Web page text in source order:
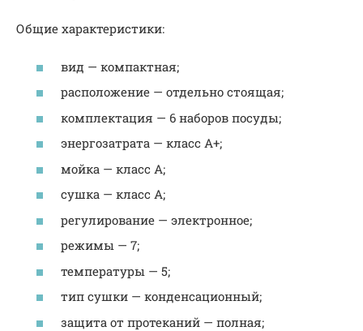
Общие характеристики:
вид — компактная;
расположение — отдельно стоящая;
комплектация — 6 наборов посуды;
энергозатрата — класс А+;
мойка — класс А;
сушка — класс А;
регулирование — электронное;
режимы — 7;
температуры — 5;
тип сушки — конденсационный;
защита от протеканий — полная;